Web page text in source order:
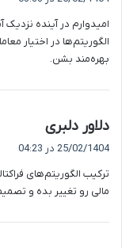
:
امیدوارم در آینده نزدیک
الگوریتم‌ها در اختیار
بهره‌مند بشن.
دلاور دلبری
ف
:
25/02/1404 در 04:23
ترکیب الگوریتم‌های
مالی رو تغییر بده و